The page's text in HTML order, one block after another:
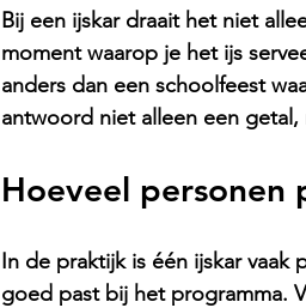
Bij een ijskar draait het niet
moment waarop je het ijs
anders dan een schoolfeest
antwoord niet alleen een
Hoeveel personen
In de praktijk is één ijskar
goed past bij het programma.